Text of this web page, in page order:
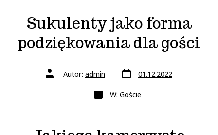
Sukulenty jako forma
podziękowania dla gości
Autor
wpisuAutor: admin Data
wpisu01.12.2022
Kategorie
W: Goście